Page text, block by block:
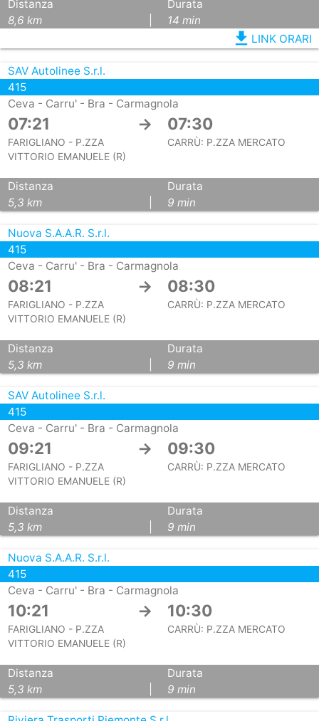
Distanza
8,6 km
Durata
14 min
file_download LINK ORARI
SAV Autolinee S.r.l.
415
Ceva - Carru' - Bra - Carmagnola
07:21 → 07:30
FARIGLIANO - P.ZZA
VITTORIO EMANUELE (R)
CARRÙ: P.ZZA MERCATO
Distanza
5,3 km
Durata
9 min
Nuova S.A.A.R. S.r.l.
415
Ceva - Carru' - Bra - Carmagnola
08:21 → 08:30
FARIGLIANO - P.ZZA
VITTORIO EMANUELE (R)
CARRÙ: P.ZZA MERCATO
Distanza
5,3 km
Durata
9 min
SAV Autolinee S.r.l.
415
Ceva - Carru' - Bra - Carmagnola
09:21 → 09:30
FARIGLIANO - P.ZZA
VITTORIO EMANUELE (R)
CARRÙ: P.ZZA MERCATO
Distanza
5,3 km
Durata
9 min
Nuova S.A.A.R. S.r.l.
415
Ceva - Carru' - Bra - Carmagnola
10:21 → 10:30
FARIGLIANO - P.ZZA
VITTORIO EMANUELE (R)
CARRÙ: P.ZZA MERCATO
Distanza
5,3 km
Durata
9 min